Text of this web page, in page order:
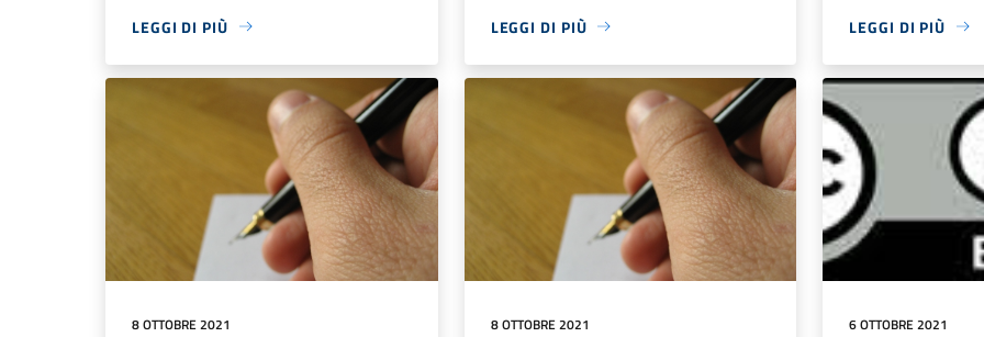
LEGGI DI PIÙ LEGGI DI PIÙ LEGGI DI PIÙ
8 OTTOBRE 2021 8 OTTOBRE 2021 6 OTTOBRE 2021